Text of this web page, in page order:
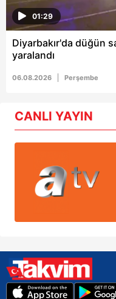
01:29
Diyarbakır'da düğün
yaralandı
06.08.2026 Perşembe
CANLI YAYIN